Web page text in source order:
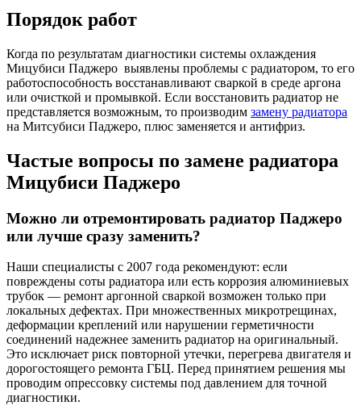
Порядок работ
Когда по результатам диагностики системы охлаждения
Мицубиси Паджеро выявлены проблемы с радиатором, то его
работоспособность восстанавливают сваркой в среде аргона
или очисткой и промывкой. Если восстановить радиатор не
представляется возможным, то производим замену радиатора
на Митсубиси Паджеро, плюс заменяется и антифриз.
Частые вопросы по замене радиатора
Мицубиси Паджеро
Можно ли отремонтировать радиатор Паджеро
или лучше сразу заменить?
Наши специалисты с 2007 года рекомендуют: если
повреждены соты радиатора или есть коррозия алюминиевых
трубок — ремонт аргонной сваркой возможен только при
локальных дефектах. При множественных микротрещинах,
деформации креплений или нарушении герметичности
соединений надежнее заменить радиатор на оригинальный.
Это исключает риск повторной утечки, перегрева двигателя и
дорогостоящего ремонта ГБЦ. Перед принятием решения мы
проводим опрессовку системы под давлением для точной
диагностики.